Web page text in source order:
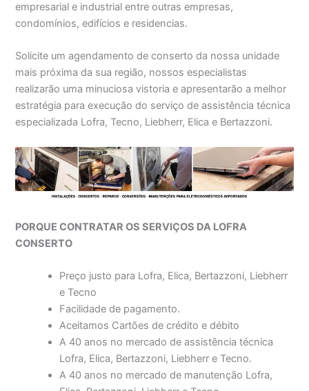
empresarial e industrial entre outras empresas,
condomínios, edifícios e residencias.
Solicite um agendamento de conserto da nossa unidade
mais próxima da sua região, nossos especialistas
realizarão uma minuciosa vistoria e apresentarão a melhor
estratégia para execução do serviço de assistência técnica
especializada Lofra, Tecno, Liebherr, Elica e Bertazzoni.
PORQUE CONTRATAR OS SERVIÇOS DA LOFRA
CONSERTO
Preço justo para Lofra, Elica, Bertazzoni, Liebherr
e Tecno
Facilidade de pagamento.
Aceitamos Cartões de crédito e débito
A 40 anos no mercado de assistência técnica
Lofra, Elica, Bertazzoni, Liebherr e Tecno.
A 40 anos no mercado de manutenção Lofra,